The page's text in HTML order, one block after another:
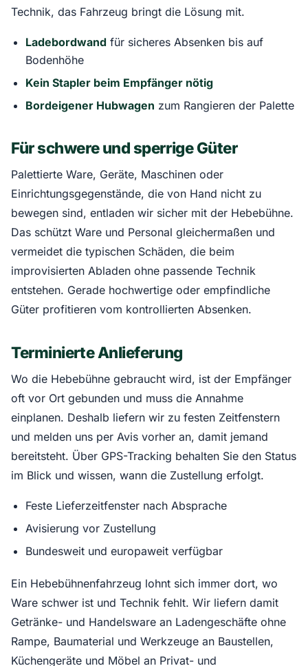
Technik, das Fahrzeug bringt die Lösung mit.
Ladebordwand für sicheres Absenken bis auf
Bodenhöhe
Kein Stapler beim Empfänger nötig
Bordeigener Hubwagen zum Rangieren der Palette
Für schwere und sperrige Güter
Palettierte Ware, Geräte, Maschinen oder
Einrichtungsgegenstände, die von Hand nicht zu
bewegen sind, entladen wir sicher mit der Hebebühne.
Das schützt Ware und Personal gleichermaßen und
vermeidet die typischen Schäden, die beim
improvisierten Abladen ohne passende Technik
entstehen. Gerade hochwertige oder empfindliche
Güter profitieren vom kontrollierten Absenken.
Terminierte Anlieferung
Wo die Hebebühne gebraucht wird, ist der Empfänger
oft vor Ort gebunden und muss die Annahme
einplanen. Deshalb liefern wir zu festen Zeitfenstern
und melden uns per Avis vorher an, damit jemand
bereitsteht. Über GPS-Tracking behalten Sie den Status
im Blick und wissen, wann die Zustellung erfolgt.
Feste Lieferzeitfenster nach Absprache
Avisierung vor Zustellung
Bundesweit und europaweit verfügbar
Ein Hebebühnenfahrzeug lohnt sich immer dort, wo
Ware schwer ist und Technik fehlt. Wir liefern damit
Getränke- und Handelsware an Ladengeschäfte ohne
Rampe, Baumaterial und Werkzeuge an Baustellen,
Küchengeräte und Möbel an Privat- und